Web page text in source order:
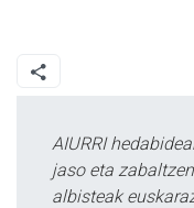
AIURRI
jaso eta
albisteak